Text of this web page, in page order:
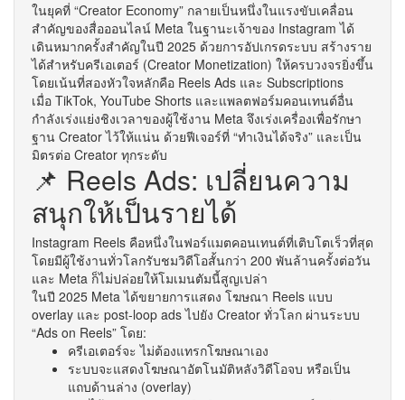
ในยุคที่ “Creator Economy” กลายเป็นหนึ่งในแรงขับเคลื่อน
สำคัญของสื่อออนไลน์ Meta ในฐานะเจ้าของ Instagram ได้
เดินหมากครั้งสำคัญในปี 2025 ด้วยการอัปเกรดระบบ สร้างราย
ได้สำหรับครีเอเตอร์ (Creator Monetization) ให้ครบวงจรยิ่งขึ้น
โดยเน้นที่สองหัวใจหลักคือ Reels Ads และ Subscriptions
เมื่อ TikTok, YouTube Shorts และแพลตฟอร์มคอนเทนต์อื่น
กำลังเร่งแย่งชิงเวลาของผู้ใช้งาน Meta จึงเร่งเครื่องเพื่อรักษา
ฐาน Creator ไว้ให้แน่น ด้วยฟีเจอร์ที่ “ทำเงินได้จริง” และเป็น
มิตรต่อ Creator ทุกระดับ
📌 Reels Ads: เปลี่ยนความ
สนุกให้เป็นรายได้
Instagram Reels คือหนึ่งในฟอร์แมตคอนเทนต์ที่เติบโตเร็วที่สุด
โดยมีผู้ใช้งานทั่วโลกรับชมวิดีโอสั้นกว่า 200 พันล้านครั้งต่อวัน
และ Meta ก็ไม่ปล่อยให้โมเมนตัมนี้สูญเปล่า
ในปี 2025 Meta ได้ขยายการแสดง โฆษณา Reels แบบ
overlay และ post-loop ads ไปยัง Creator ทั่วโลก ผ่านระบบ
“Ads on Reels” โดย:
ครีเอเตอร์จะ ไม่ต้องแทรกโฆษณาเอง
ระบบจะแสดงโฆษณาอัตโนมัติหลังวิดีโอจบ หรือเป็น
แถบด้านล่าง (overlay)